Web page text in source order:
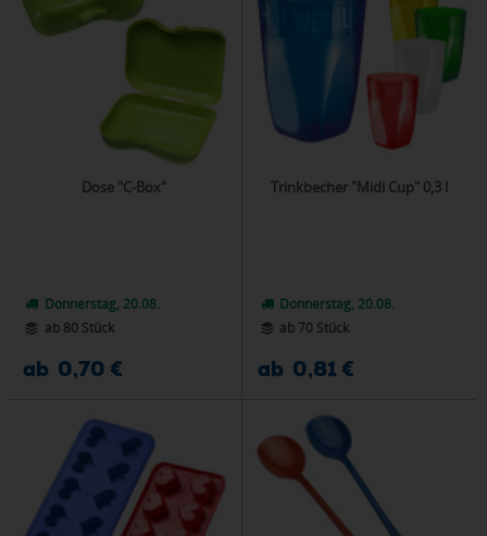
Dose "C-Box"
Donnerstag, 20.08.
ab 80 Stück
ab 0,70 €
Trinkbecher "Midi Cup" 0,3 l
Donnerstag, 20.08.
ab 70 Stück
ab 0,81 €